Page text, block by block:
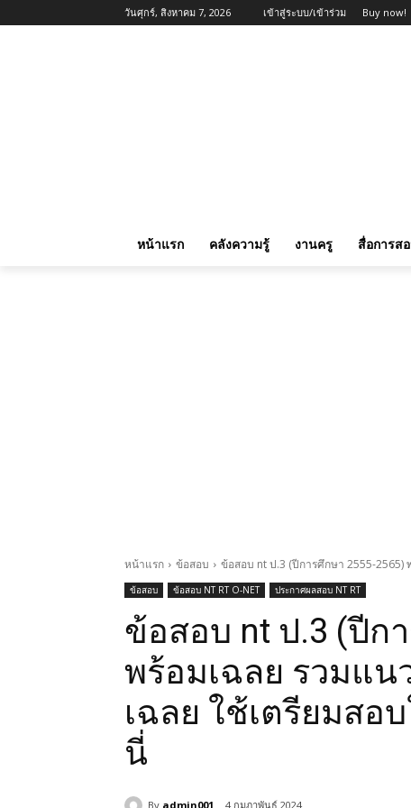
วันศุกร์, สิงหาคม 7, 2026 เข้าสู่ระบบ/เข้าร่วม Buy now!
หน้าแรก คลังความรู้ งานครู สื่อการส
หน้าแรก ข้อสอบ ข้อสอบ nt ป.3 (ปีการศึกษา 2555-2565)
ข้อสอบ ข้อสอบ NT RT O-NET ประกาศผลสอบ NT RT
ข้อสอบ nt ป.3 (ปีก
พร้อมเฉลย รวมแน
เฉลย ใช้เตรียมสอ
นี่
By admin001 4 กุมภาพันธ์ 2024